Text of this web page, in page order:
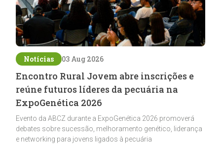
Notícias 03 Aug 2026
Encontro Rural Jovem abre inscrições e
reúne futuros líderes da pecuária na
ExpoGenética 2026
Evento da ABCZ durante a ExpoGenética 2026 promoverá
debates sobre sucessão, melhoramento genético, liderança
e networking para jovens ligados à pecuária